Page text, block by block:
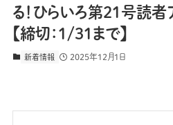
る！ひらいろ第21号読者
【締切：1/31まで】
新着情報 2025年12月1日